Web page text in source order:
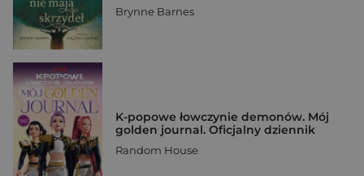
Brynne Barnes
K-popowe łowczynie demonów. Mój
golden journal. Oficjalny dziennik
Random House